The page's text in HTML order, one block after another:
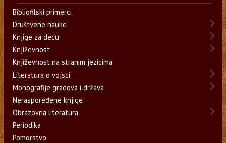
Bibliofilski primerci
Društvene nauke
Knjige za decu
Književnost
Književnost na stranim jezicima
Literatura o vojsci
Monografije gradova i država
Neraspoređene knjige
Obrazovna literatura
Periodika
Pomorstvo